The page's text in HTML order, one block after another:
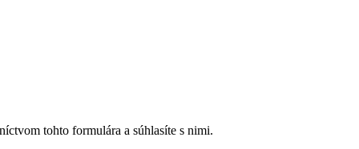
tohto formulára a súhlasíte s nimi.